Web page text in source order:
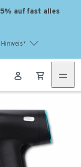
auf fast alles
Hinweis*